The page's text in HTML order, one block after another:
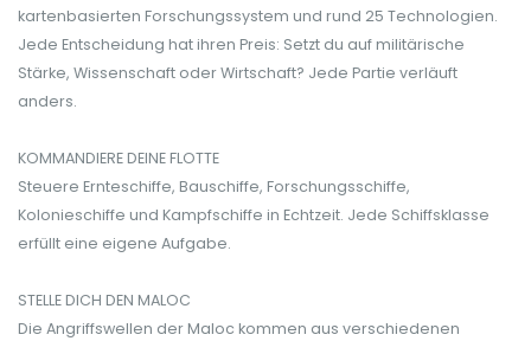
kartenbasierten Forschungssystem und rund 25 Technologien.
Jede Entscheidung hat ihren Preis: Setzt du auf militärische
Stärke, Wissenschaft oder Wirtschaft? Jede Partie verläuft
anders.
KOMMANDIERE DEINE FLOTTE
Steuere Ernteschiffe, Bauschiffe, Forschungsschiffe,
Kolonieschiffe und Kampfschiffe in Echtzeit. Jede Schiffsklasse
erfüllt eine eigene Aufgabe.
STELLE DICH DEN MALOC
Die Angriffswellen der Maloc kommen aus verschiedenen